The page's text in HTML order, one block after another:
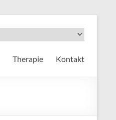
Therapie Kontakt